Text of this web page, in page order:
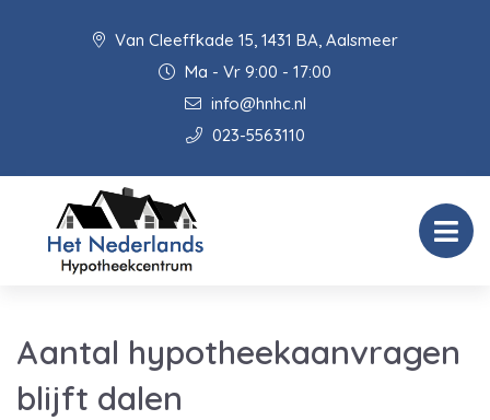
Van Cleeffkade 15, 1431 BA, Aalsmeer
Ma - Vr 9:00 - 17:00
info@hnhc.nl
023-5563110
Aantal hypotheekaanvragen
blijft dalen